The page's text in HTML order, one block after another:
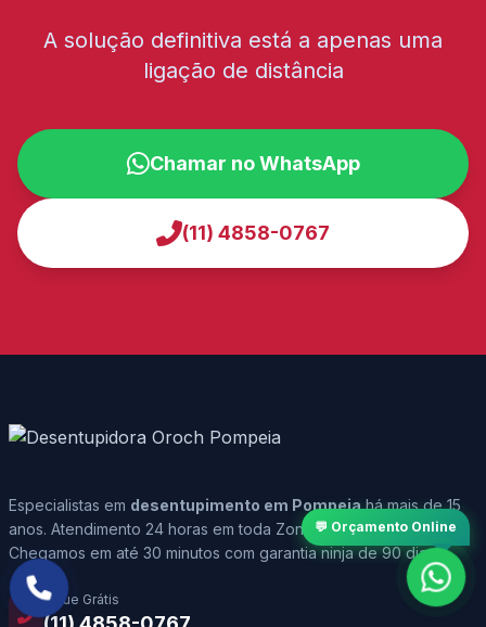
A solução definitiva está a apenas uma
ligação de distância
Chamar no WhatsApp
(11) 4858-0767
Especialistas em desentupimento em Pompeiahá mais de 15
anos. Atendimento 24 horas em toda Zona Oeste de São Paulo.
Chegamos em até 30 minutos com garantia ninja de 90 dias.
Ligue Grátis
💬 Orçamento Online